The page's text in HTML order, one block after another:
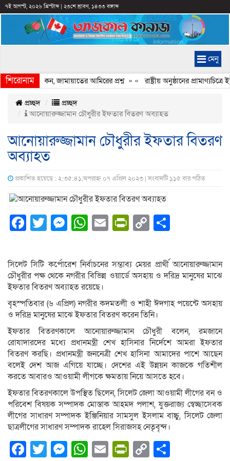
৭ই আগস্ট, ২০২৬ খ্রিস্টাব্দ| ২৩শে শ্রাবণ, ১৪৩৩ বঙ্গাব্দ
মেনু
শিরোনাম
হচ্ছে কেন, জামায়াতের আমিরের প্রশ্ন» «রাষ্ট্রীয় অনুষ্ঠানের
প্রচ্ছদ
প্রচ্ছদ
আনোয়ারুজ্জামান চৌধুরীর ইফতার বিতরণ অব্যাহত
আনোয়ারুজ্জামান চৌধুরীর ইফতার বিতরণ
অব্যাহত
প্রকাশিত হয়েছে : ২:৩৫:৪১,অপরাহ্ন ০৭ এপ্রিল ২০২৩ | সংবাদটি ১১৫ বার পঠিত
Facebook
Twitter
Messenger
WhatsApp
EmailPrintFriendly
Copy
সিলেট সিটি কর্পোরেশ নির্বাচনের সম্ভাব্য মেয়র প্রার্থী আনোয়ারুজ্জামান
চৌধুরীর পক্ষ থেকে নগরীর বিভিন্ন ওয়ার্ডে অসহায় ও দরিদ্র মানুষের মাঝে
ইফতার বিতরণ অব্যাহত রয়েছে।
বৃহস্পতিবার (৬ এপ্রিল) নগরীর কদমতলী ও শাহী ঈদগাহ পয়েন্টে অসহায়
ও দরিদ্র মানুষের মাঝে ইফতার বিতরণ করেন তিনি।
ইফতার বিতরণকালে আনোয়ারুজ্জামান চৌধুরী বলেন, রমজানে
রোযাদারদের মধ্যে প্রধানমন্ত্রী শেখ হাসিনার নির্দেশে আমরা ইফতার
বিতরণ করছি। প্রধানমন্ত্রী জননেত্রী শেখ হাসিনা আমাদের পাশে আছেন
বলেই দেশ আজ এগিয়ে যাচ্ছে। দেশের এই উন্নয়ন কাজকে গতিশীল
করতে আবারও আওয়ামী লীগকে ক্ষমতায় নিয়ে আসতে হবে।
ইফতার বিতরণকালে উপস্থিত ছিলেন, সিলেট জেলা আওয়ামী লীগের বন ও
পরিবেশ বিষয়ক সম্পাদক মোস্তাক আহমদ পলাশ, যুক্তরাজ্য স্বেচ্ছাসেবক
লীগের সাধারণ সম্পাদক ইঞ্জিনিয়ার সামসুল ইসলাম বাচ্চু, সিলেট জেলা
ছাত্রলীগের সাধারণ সম্পাদক রাহেল সিরাজসহ নেতৃবৃন্দ।
Facebook
Twitter
Messenger
WhatsApp
EmailPrintFriendly
Copy